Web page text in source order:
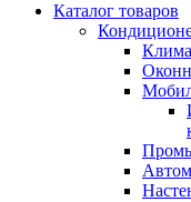
Каталог товаров